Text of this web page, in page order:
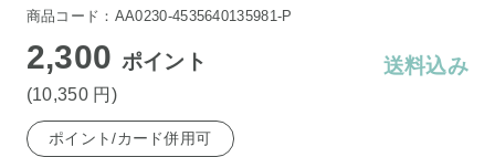
商品コード：AA0230-4535640135981-P
2,300 ポイント
(10,350 円 )
送料込み
ポイント/カード併用可